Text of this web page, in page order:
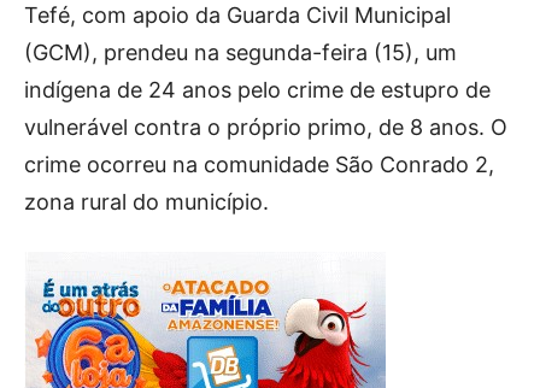
Tefé, com apoio da Guarda Civil Municipal
(GCM), prendeu na segunda-feira (15), um
indígena de 24 anos pelo crime de estupro de
vulnerável contra o próprio primo, de 8 anos. O
crime ocorreu na comunidade São Conrado 2,
zona rural do município.